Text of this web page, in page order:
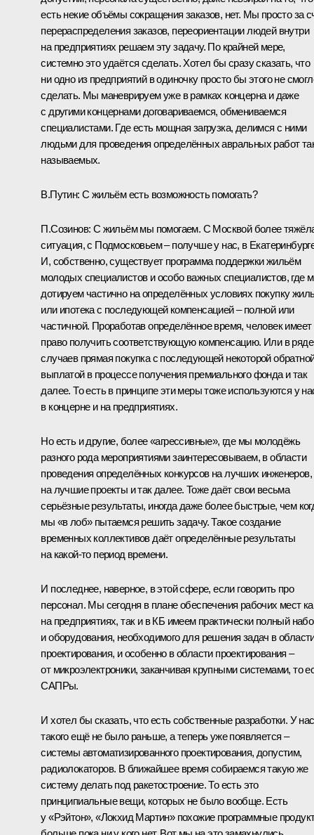
есть некие объёмы сокращения заказов, нет. Мы просто за
перераспределения заказов, переориентации людей внутри
на предприятиях решаем эту задачу. По крайней мере,
системно это удаётся сделать. Хотел бы сразу сказать, что
ни одно из предприятий в одиночку просто бы этого не
сделать. Мы маневрируем уже в рамках концерна и даже
с другими концернами договариваемся, обмениваемся
специалистами. Где есть мощная загрузка, делимся с ними
людьми для проведения определённых авральных работ
называемых.
В.Путин: С жильём есть возможность помогать?
П.Созинов: С жильём мы помогаем. С Москвой более
ситуация, с Подмосковьем – получше у нас, в
И, собственно, существует программа поддержки жильём
молодых специалистов и особо важных специалистов, где
дотируем частично на определённых условиях покупку
или ипотека с последующей компенсацией – полной или
частичной. Проработав определённое время, человек имеет
право получить соответствующую компенсацию. Или в ряде
случаев прямая покупка с последующей некоторой
выплатой в процессе получения премиального фонда и так
далее. То есть в принципе эти меры тоже используются у
в концерне и на предприятиях.
Но есть и другие, более «агрессивные», где мы молодёжь
разного рода мероприятиями заинтересовываем, в области
проведения определённых конкурсов на лучших инженеров,
на лучшие проекты и так далее. Тоже даёт свои весьма
серьёзные результаты, иногда даже более быстрые, чем
мы «в лоб» пытаемся решить задачу. Такое создание
временных коллективов даёт определённые результаты
на какой-то период времени.
И последнее, наверное, в этой сфере, если говорить про
персонал. Мы сегодня в плане обеспечения рабочих мест
на предприятиях, так и в КБ имеем практически полный
и оборудования, необходимого для решения задач в
проектирования, и особенно в области проектирования –
от микроэлектроники, заканчивая крупными системами, то
САПРы.
И хотел бы сказать, что есть собственные разработки. У нас
такого ещё не было раньше, а теперь уже появляется –
системы автоматизированного проектирования, допустим,
радиолокаторов. В ближайшее время собираемся такую же
систему делать под ракетостроение. То есть это
принципиальные вещи, которых не было вообще. Есть
у «Рэйтон», «Локхид Мартин» похожие программные